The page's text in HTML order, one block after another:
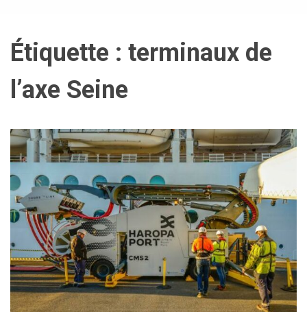
Étiquette : terminaux de
l’axe Seine